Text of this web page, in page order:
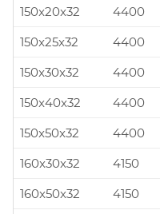
150x20x32
4400
150x25x32
4400
150x30x32
4400
150x40x32
4400
150x50x32
4400
160x30x32
4150
160x50x32
4150